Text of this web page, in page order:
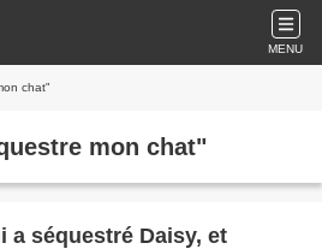
MENU
chat"
mon chat"
a séquestré Daisy, et